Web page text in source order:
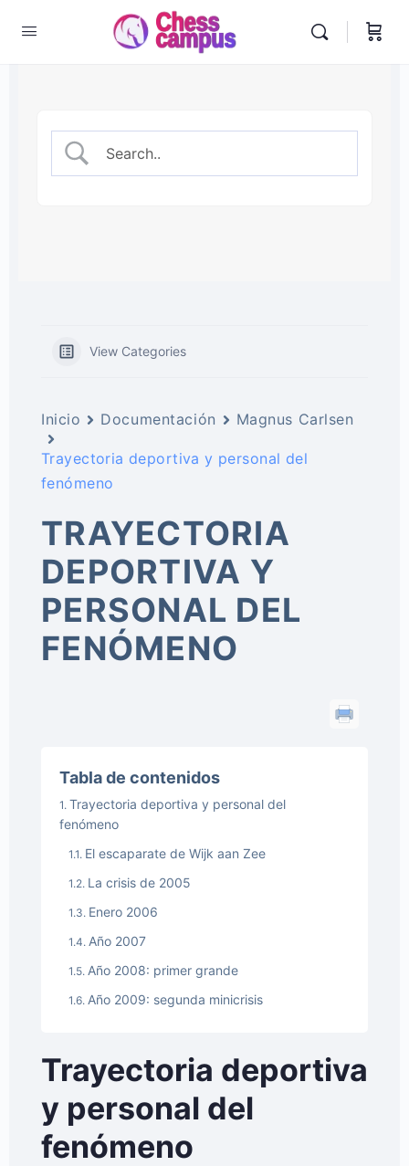
View Categories
Inicio Documentación Magnus Carlsen
Trayectoria deportiva y personal del
fenómeno
TRAYECTORIA
DEPORTIVA Y
PERSONAL DEL
FENÓMENO
Tabla de contenidos
Trayectoria deportiva y personal del
fenómeno
El escaparate de Wijk aan Zee
La crisis de 2005
Enero 2006
Año 2007
Año 2008: primer grande
Año 2009: segunda minicrisis
Trayectoria deportiva
y personal del
fenómeno